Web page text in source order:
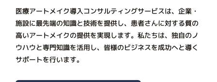
医療アートメイク導入コンサルティングサービスは、企業・
施設に最先端の知識と技術を提供し、患者さんに対する質の
高いアートメイクの提供を実現します。私たちは、独自のノ
ウハウと専門知識を活用し、皆様のビジネスを成功へと導く
サポートを行います。